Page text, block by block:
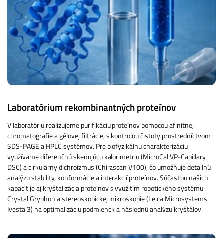
Laboratórium rekombinantných proteínov
V laboratóriu realizujeme purifikáciu proteínov pomocou afinitnej
chromatografie a gélovej filtrácie, s kontrolou čistoty prostredníctvom
SDS-PAGE a HPLC systémov. Pre biofyzikálnu charakterizáciu
využívame diferenčnú skenujúcu kalorimetriu (MicroCal VP-Capillary
DSC) a cirkulárny dichroizmus (Chirascan V100), čo umožňuje detailnú
analýzu stability, konformácie a interakcií proteínov. Súčasťou našich
kapacít je aj kryštalizácia proteínov s využitím robotického systému
Crystal Gryphon a stereoskopickej mikroskopie (Leica Microsystems
Ivesta 3) na optimalizáciu podmienok a následnú analýzu kryštálov.